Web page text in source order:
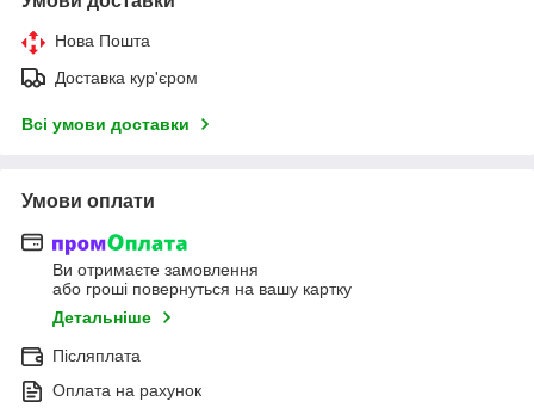
Нова Пошта
Доставка кур'єром
Всі умови доставки
Умови оплати
Ви отримаєте замовлення
або гроші повернуться на вашу картку
Детальніше
Післяплата
Оплата на рахунок